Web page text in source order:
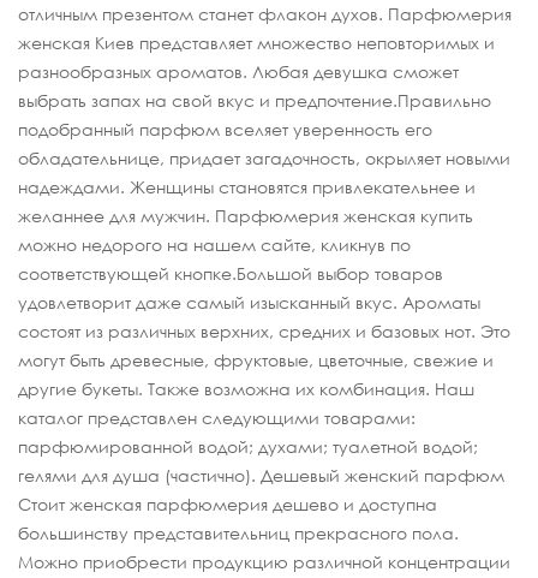
отличным презентом станет флакон духов. Парфюмерия
женская Киев представляет множество неповторимых и
разнообразных ароматов. Любая девушка сможет
выбрать запах на свой вкус и предпочтение.Правильно
подобранный парфюм вселяет уверенность его
обладательнице, придает загадочность, окрыляет новыми
надеждами. Женщины становятся привлекательнее и
желаннее для мужчин. Парфюмерия женская купить
можно недорого на нашем сайте, кликнув по
соответствующей кнопке.Большой выбор товаров
удовлетворит даже самый изысканный вкус. Ароматы
состоят из различных верхних, средних и базовых нот. Это
могут быть древесные, фруктовые, цветочные, свежие и
другие букеты. Также возможна их комбинация. Наш
каталог представлен следующими товарами:
парфюмированной водой; духами; туалетной водой;
гелями для душа (частично). Дешевый женский парфюм
Стоит женская парфюмерия дешево и доступна
большинству представительниц прекрасного пола.
Можно приобрести продукцию различной концентрации